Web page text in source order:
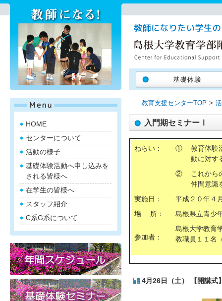
教育支援センターTOP
入門期セミナーⅠ
ねらい： ①
教育体験
動に対す
②
これから
仲間意識
実施日：
平成２０年４
場 所：
島根県立青少
参加者：
島根大学教育
教職員１１名
4月26日（土） 【開講式
HOME
センターについて
活動の様子
基礎体験活動へ申し込みを
される皆様へ
在学生の皆様へ
スタッフ紹介
C系G系について